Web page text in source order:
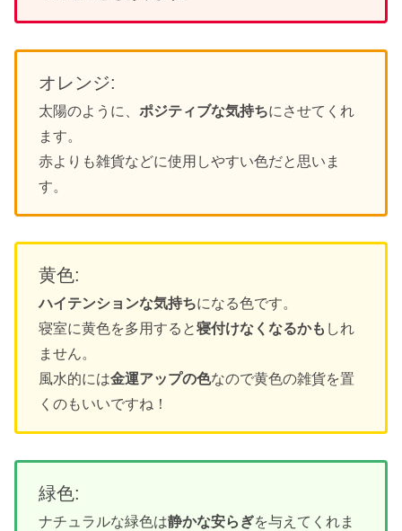
オレンジ:
太陽のように、 ポジティブな気持ちにさせてくれ
ます。
赤よりも雑貨などに使用しやすい色だと思いま
す。
黄色:
ハイテンションな気持ちになる色です。
寝室に黄色を多用すると寝付けなくなるかも しれ
ません。
風水的には金運アップの色なので黄色の雑貨を置
くのもいいですね！
緑色:
ナチュラルな緑色は静かな安らぎを与えてくれま